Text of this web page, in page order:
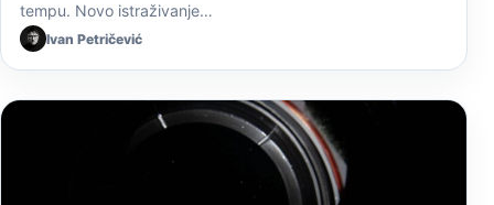
tempu. Novo istraživanje…
Ivan Petričević